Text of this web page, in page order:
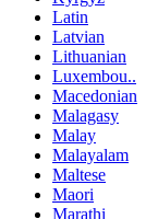
Latin
Latvian
Lithuanian
Luxembou..
Macedonian
Malagasy
Malay
Malayalam
Maltese
Maori
Marathi